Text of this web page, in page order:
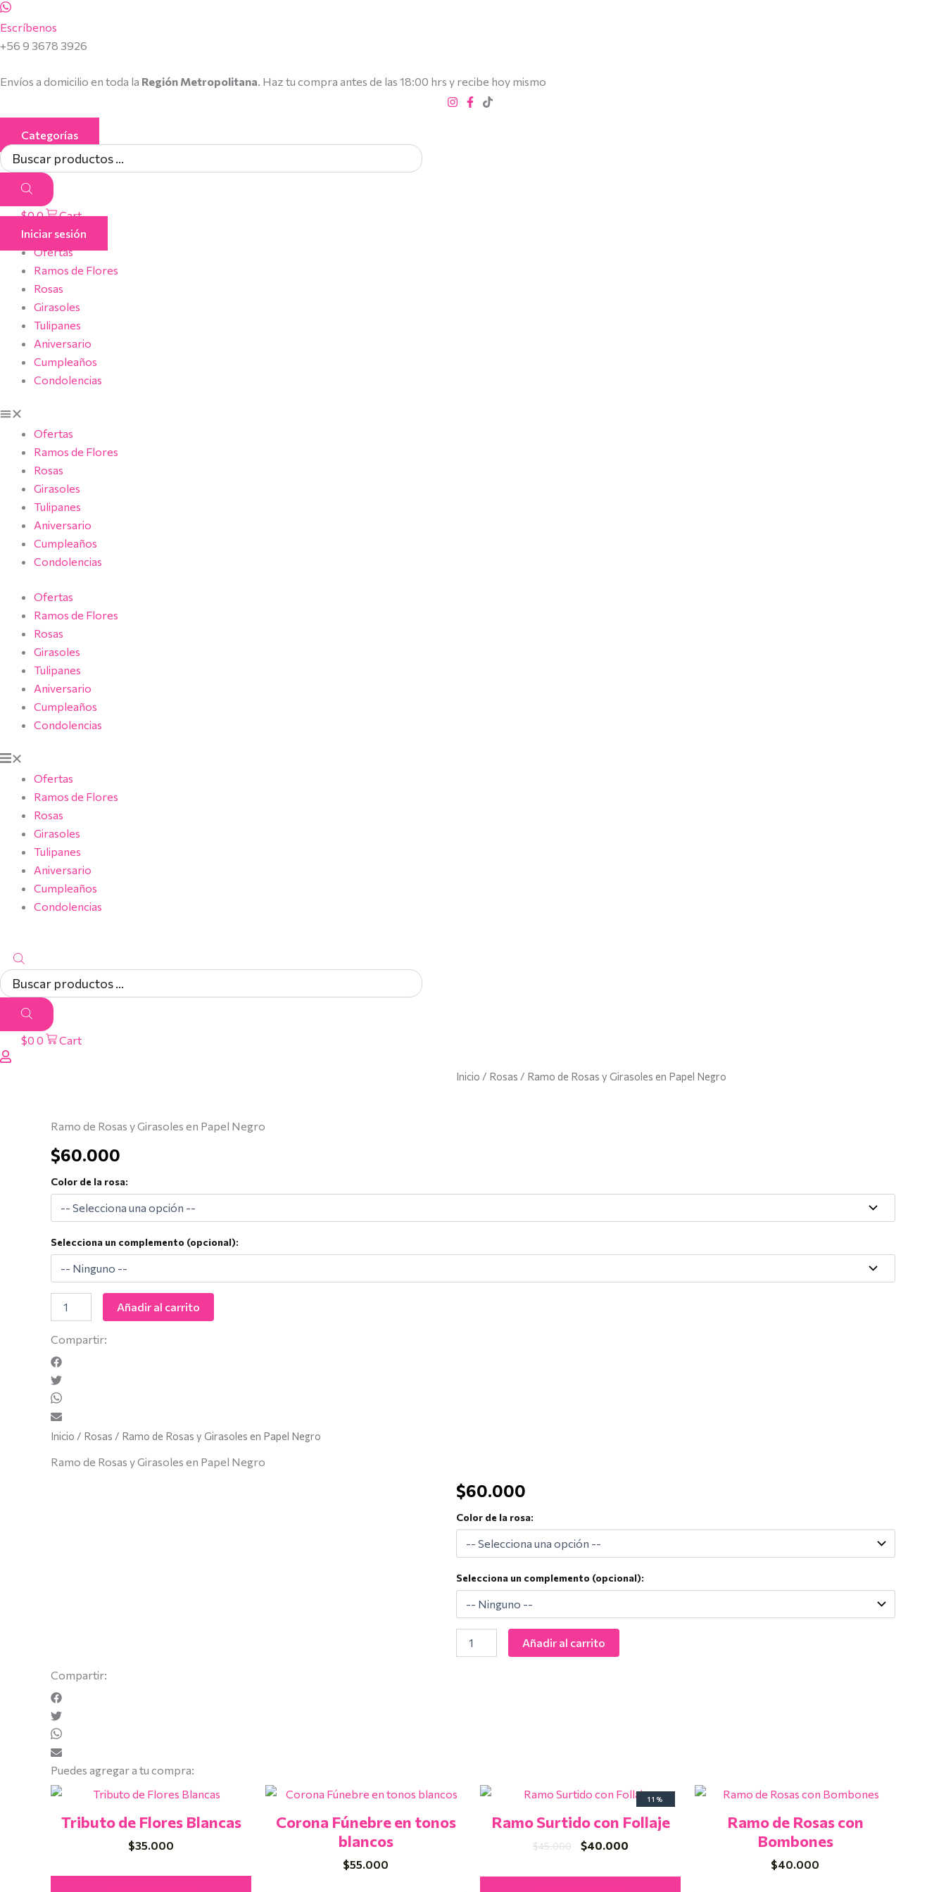
Ir
al
contenido
Escríbenos
+56 9 3678 3926
Envíos a domicilio en toda la Región Metropolitana. Haz tu compra antes de las 18:00 hrs y recibe hoy mismo
Categorías
Búsqueda
productos
$00
Cart
Iniciar sesión
Ofertas
Ramos de Flores
Rosas
Girasoles
Tulipanes
Aniversario
Cumpleaños
Condolencias
Ofertas
Ramos de Flores
Rosas
Girasoles
Tulipanes
Aniversario
Cumpleaños
Condolencias
Ofertas
Ramos de Flores
Rosas
Girasoles
Tulipanes
Aniversario
Cumpleaños
Condolencias
Ofertas
Ramos de Flores
Rosas
Girasoles
Tulipanes
Aniversario
Cumpleaños
Condolencias
Búsqueda
productos
$0 0 Cart
Inicio / Rosas / Ramo de Rosas y Girasoles en Papel Negro
Ramo de Rosas y Girasoles en Papel Negro
$60.000
Color de la rosa:
Selecciona un complemento (opcional):
Girasoles
Papel
cantidad
Añadir al carrito
Compartir:
Inicio / Rosas / Ramo de Rosas y Girasoles en Papel Negro
Ramo de Rosas y Girasoles en Papel Negro
$60.000
Color de la rosa:
Selecciona un complemento (opcional):
Ramo
Añadir al carrito
Compartir:
Puedes agregar a tu compra:
Tributo de Flores Blancas
$35.000
Corona Fúnebre en tonos
blancos
$55.000
11%
Ramo Surtido con Follaje
$45.000
El
original
$45.000.
$40.000
El
precio
actual
$40.000.
Ramo de Rosas con
Bombones
$40.000
Búsqueda
productos